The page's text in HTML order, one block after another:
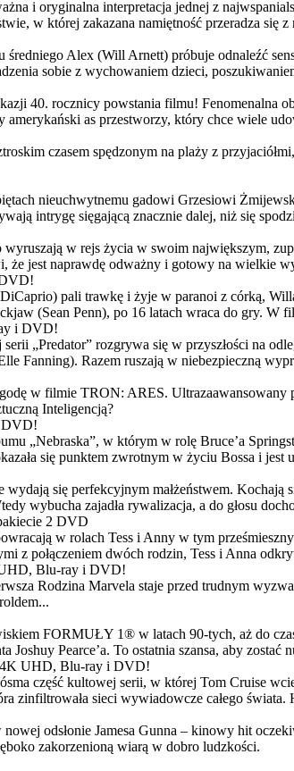
i oryginalna interpretacja jednej z
w której zakazana namiętność przeradza się
Alex (Will Arnett) próbuje odnaleźć
sobie z wychowaniem dzieci,
40. rocznicy powstania filmu!
as przestworzy, który chce wiele
czasem spędzonym na plaży z
nieuchwytnemu gadowi Grzesiowi
intrygę sięgającą znacznie dalej, niż się
w rejs życia w swoim największym,
jest naprawdę odważny i gotowy na wielkie
pali trawkę i żyje w paranoi z córką,
(Sean Penn), po 16 latach wraca do gry.
i DVD!
„Predator” rozgrywa się w przyszłości na
Fanning). Razem ruszają w niebezpieczną
w filmie TRON: ARES.
Inteligencją?
DVD!
„Nebraska”, w którym w rolę Bruce’a
się punktem zwrotnym w życiu Bossa i
się perfekcyjnym małżeństwem. Kochają
wybucha zajadła rywalizacja, a do głosu
2 DVD
w rolach Tess i Anny w tym
z połączeniem dwóch rodzin, Tess i Anna
Blu-ray i DVD!
Rodzina Marvela staje przed trudnym
FORMUŁY 1® w latach 90-tych, aż do
Pearce’a. To ostatnia szansa, aby zostać
4K UHD, Blu-ray i DVD!
część kultowej serii, w której Tom Cruise
zinfiltrowała sieci wywiadowcze całego
odsłonie Jamesa Gunna – kinowy hit
zakorzenioną wiarą w dobro ludzkości.